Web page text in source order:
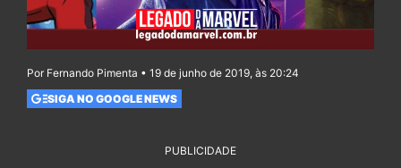
Por Fernando Pimenta • 19 de junho de 2019, às 20:24
SIGA NO GOOGLE NEWS
PUBLICIDADE